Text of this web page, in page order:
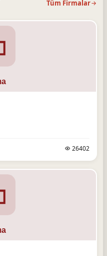
Tüm Firmalar
26402